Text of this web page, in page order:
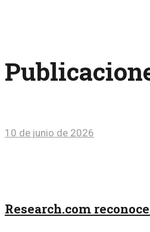
10 de junio de 2026
Research.com